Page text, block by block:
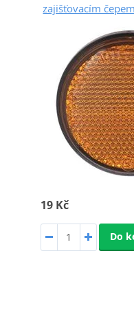
zajišťovacím
19 Kč
Do